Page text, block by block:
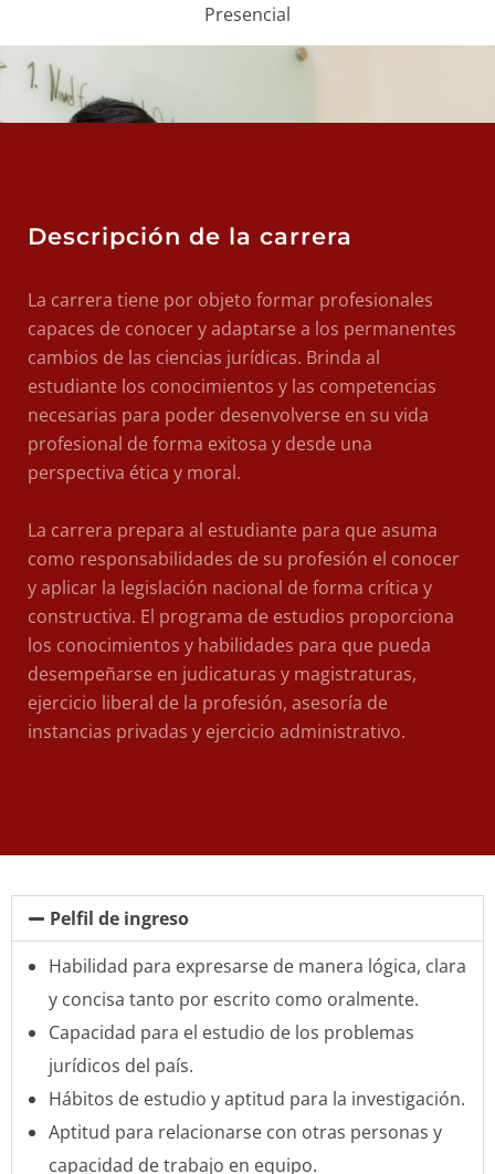
Presencial
Descripción de la carrera
La carrera tiene por objeto formar profesionales
capaces de conocer y adaptarse a los permanentes
cambios de las ciencias jurídicas. Brinda al
estudiante los conocimientos y las competencias
necesarias para poder desenvolverse en su vida
profesional de forma exitosa y desde una
perspectiva ética y moral.
La carrera prepara al estudiante para que asuma
como responsabilidades de su profesión el conocer
y aplicar la legislación nacional de forma crítica y
constructiva. El programa de estudios proporciona
los conocimientos y habilidades para que pueda
desempeñarse en judicaturas y magistraturas,
ejercicio liberal de la profesión, asesoría de
instancias privadas y ejercicio administrativo.
Pelfil de ingreso
Habilidad para expresarse de manera lógica, clara
y concisa tanto por escrito como oralmente.
Capacidad para el estudio de los problemas
jurídicos del país.
Hábitos de estudio y aptitud para la investigación.
Aptitud para relacionarse con otras personas y
capacidad de trabajo en equipo.